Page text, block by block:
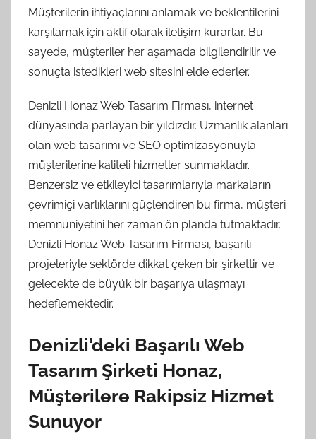
Müşterilerin ihtiyaçlarını anlamak ve beklentilerini
karşılamak için aktif olarak iletişim kurarlar. Bu
sayede, müşteriler her aşamada bilgilendirilir ve
sonuçta istedikleri web sitesini elde ederler.
Denizli Honaz Web Tasarım Firması, internet
dünyasında parlayan bir yıldızdır. Uzmanlık alanları
olan web tasarımı ve SEO optimizasyonuyla
müşterilerine kaliteli hizmetler sunmaktadır.
Benzersiz ve etkileyici tasarımlarıyla markaların
çevrimiçi varlıklarını güçlendiren bu firma, müşteri
memnuniyetini her zaman ön planda tutmaktadır.
Denizli Honaz Web Tasarım Firması, başarılı
projeleriyle sektörde dikkat çeken bir şirkettir ve
gelecekte de büyük bir başarıya ulaşmayı
hedeflemektedir.
Denizli’deki Başarılı Web
Tasarım Şirketi Honaz,
Müşterilere Rakipsiz Hizmet
Sunuyor